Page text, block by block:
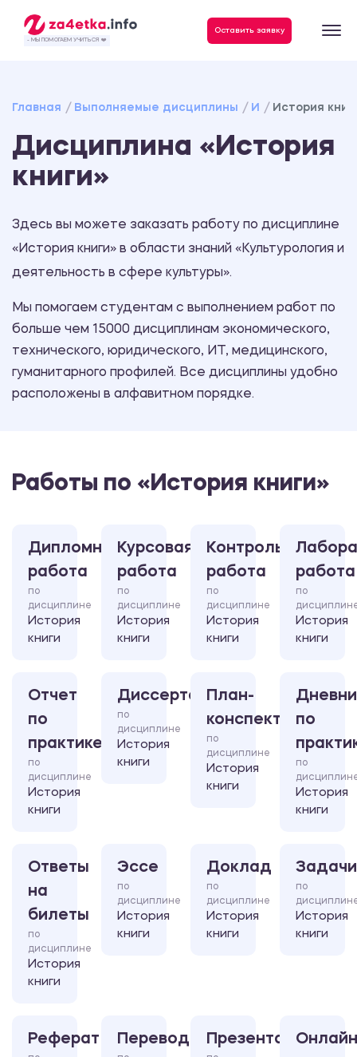
- МЫ ПОМОГАЕМ УЧИТЬСЯ ❤️
Оставить заявку
Главная Выполняемые дисциплины И История
Дисциплина «История
книги»
Здесь вы можете заказать работу по дисциплине
«История книги» в области знаний «Культурология и
деятельность в сфере культуры».
Мы помогаем студентам с выполнением работ по
больше чем 15000 дисциплинам экономического,
технического, юридического, ИТ, медицинского,
гуманитарного профилей. Все дисциплины удобно
расположены в алфавитном порядке.
Работы по «История книги»
Дипломная
работа
по
дисциплине
История
книги
Курсовая
работа
по
дисциплине
История
книги
Контрольная
работа
по
дисциплине
История
книги
работа
по
История
книги
Отчет
по
практике
по
дисциплине
История
книги
Диссертация
по
дисциплине
История
книги
План-
конспект
по
дисциплине
История
книги
по
по
История
книги
Ответы
на
билеты
по
дисциплине
История
книги
Эссе
по
дисциплине
История
книги
Доклад
по
дисциплине
История
книги
Задачи
по
История
книги
Реферат Перевод Презентация